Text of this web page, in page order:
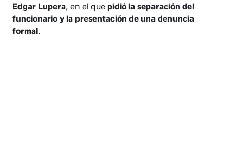
Edgar Lupera, en el quepidió la separación del
funcionario y la presentación de una denuncia
formal.